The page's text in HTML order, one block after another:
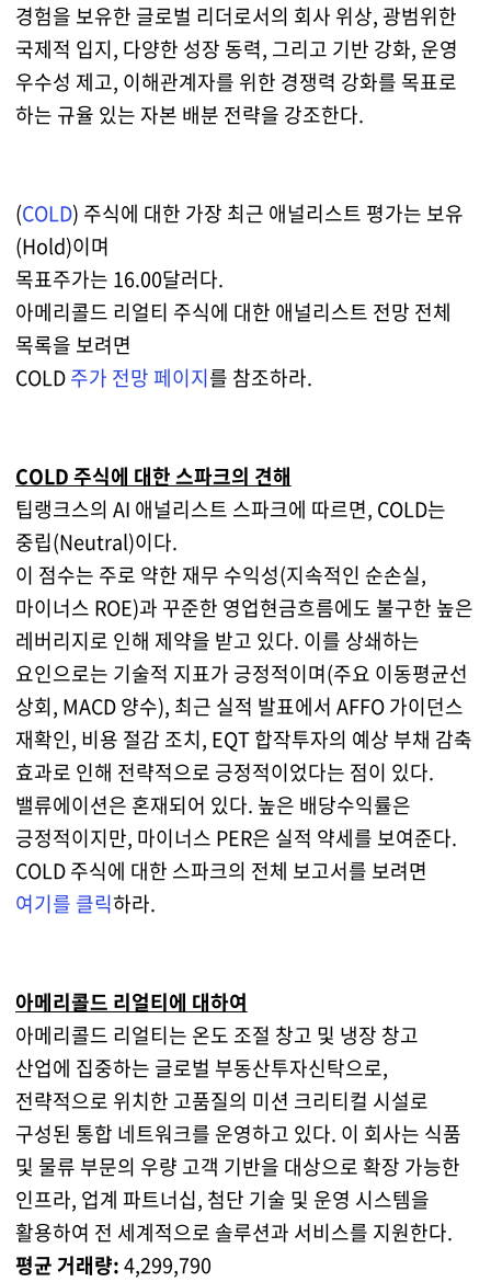
경험을 보유한 글로벌 리더로서의 회사 위상, 광범위한
국제적 입지, 다양한 성장 동력, 그리고 기반 강화, 운영
우수성 제고, 이해관계자를 위한 경쟁력 강화를 목표로
하는 규율 있는 자본 배분 전략을 강조한다.
(COLD) 주식에 대한 가장 최근 애널리스트 평가는 보유
(Hold)이며
목표주가는 16.00달러다.
아메리콜드 리얼티 주식에 대한 애널리스트 전망 전체
목록을 보려면
COLD주가 전망 페이지를 참조하라.
COLD 주식에 대한 스파크의 견해
팁랭크스의 AI 애널리스트 스파크에 따르면, COLD는
중립(Neutral)이다.
이 점수는 주로 약한 재무 수익성(지속적인 순손실,
마이너스 ROE)과 꾸준한 영업현금흐름에도 불구한 높은
레버리지로 인해 제약을 받고 있다. 이를 상쇄하는
요인으로는 기술적 지표가 긍정적이며(주요 이동평균선
상회, MACD 양수), 최근 실적 발표에서 AFFO 가이던스
재확인, 비용 절감 조치, EQT 합작투자의 예상 부채 감축
효과로 인해 전략적으로 긍정적이었다는 점이 있다.
밸류에이션은 혼재되어 있다. 높은 배당수익률은
긍정적이지만, 마이너스 PER은 실적 약세를 보여준다.
COLD 주식에 대한 스파크의 전체 보고서를 보려면
여기를 클릭하라.
아메리콜드 리얼티에 대하여
아메리콜드 리얼티는 온도 조절 창고 및 냉장 창고
산업에 집중하는 글로벌 부동산투자신탁으로,
전략적으로 위치한 고품질의 미션 크리티컬 시설로
구성된 통합 네트워크를 운영하고 있다. 이 회사는 식품
및 물류 부문의 우량 고객 기반을 대상으로 확장 가능한
인프라, 업계 파트너십, 첨단 기술 및 운영 시스템을
활용하여 전 세계적으로 솔루션과 서비스를 지원한다.
평균 거래량:4,299,790